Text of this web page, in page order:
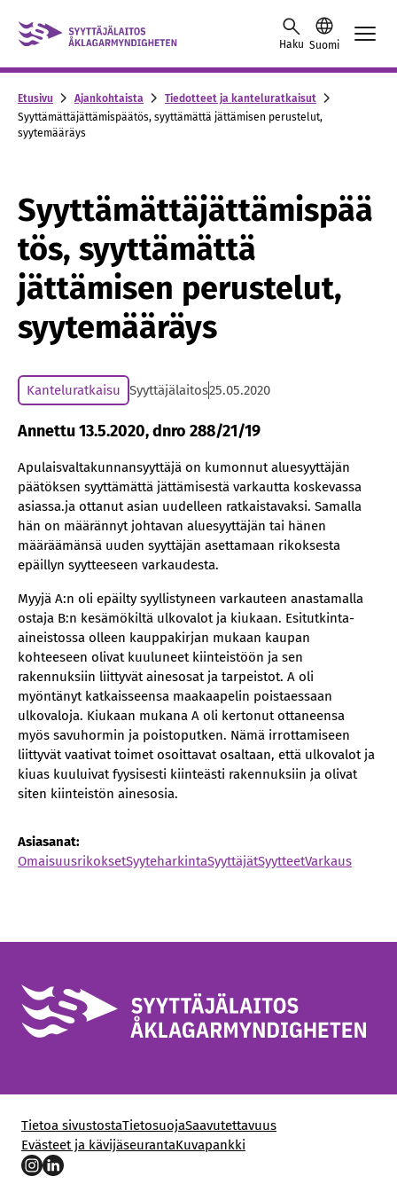
Siirry sisältöön
Haku Suomi
Etusivu Ajankohtaista
Tiedotteet ja kanteluratkaisut
Syyttämättäjättämispäätös, syyttämättä jättämisen perustelut,
syytemääräys
Syyttämättäjättämispää
tös, syyttämättä
jättämisen perustelut,
syytemääräys
Kanteluratkaisu Syyttäjälaitos25.05.2020
Annettu 13.5.2020, dnro 288/21/19
Apulaisvaltakunnansyyttäjä on kumonnut aluesyyttäjän
päätöksen syyttämättä jättämisestä varkautta koskevassa
asiassa.ja ottanut asian uudelleen ratkaistavaksi. Samalla
hän on määrännyt johtavan aluesyyttäjän tai hänen
määräämänsä uuden syyttäjän asettamaan rikoksesta
epäillyn syytteeseen varkaudesta.
Myyjä A:n oli epäilty syyllistyneen varkauteen anastamalla
ostaja B:n kesämökiltä ulkovalot ja kiukaan. Esitutkinta-
aineistossa olleen kauppakirjan mukaan kaupan
kohteeseen olivat kuuluneet kiinteistöön ja sen
rakennuksiin liittyvät ainesosat ja tarpeistot. A oli
myöntänyt katkaisseensa maakaapelin poistaessaan
ulkovaloja. Kiukaan mukana A oli kertonut ottaneensa
myös savuhormin ja poistoputken. Nämä irrottamiseen
liittyvät vaativat toimet osoittavat osaltaan, että ulkovalot ja
kiuas kuuluivat fyysisesti kiinteästi rakennuksiin ja olivat
siten kiinteistön ainesosia.
Asiasanat:
OmaisuusrikoksetSyyteharkintaSyyttäjätSyytteetVarkaus
Tietoa sivustostaTietosuojaSaavutettavuus
Evästeet ja kävijäseurantaKuvapankki